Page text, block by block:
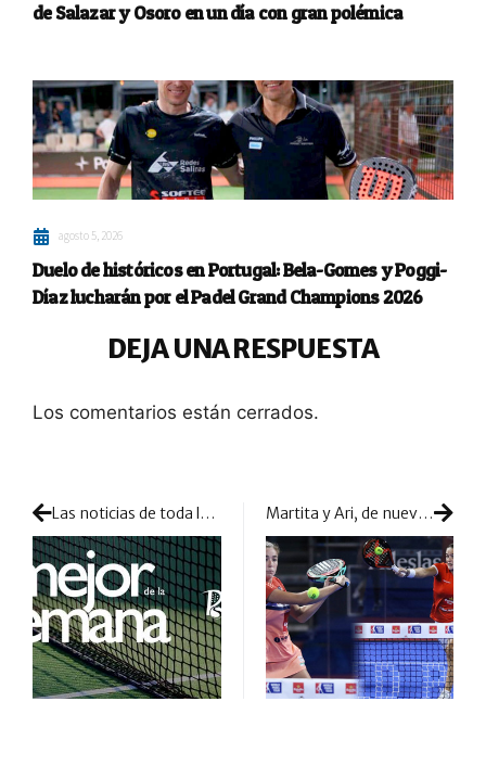
de Salazar y Osoro en un día con gran polémica
agosto 5, 2026
Duelo de históricos en Portugal: Bela-Gomes y Poggi-
Díaz lucharán por el Padel Grand Champions 2026
DEJA UNA RESPUESTA
Los comentarios están cerrados.
Las noticias de toda la semana, resumidas con lo más destacado Martita y Ari, de nuevo excelentes sensaciones para meterse en semifinales